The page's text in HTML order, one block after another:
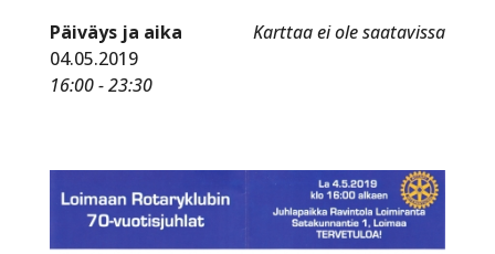
Karttaa ei ole saatavissa
Päiväys ja aika
04.05.2019
16:00 - 23:30